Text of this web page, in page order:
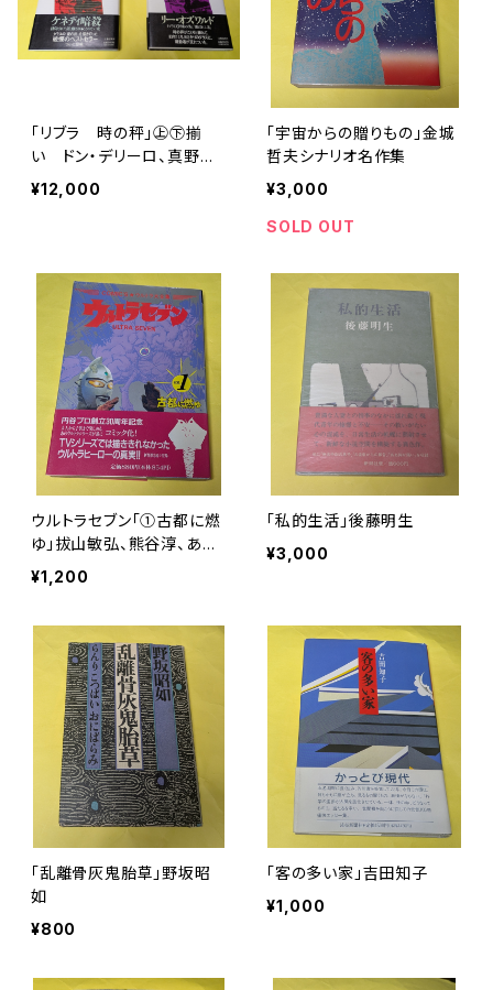
「リブラ 時の秤」㊤㊦揃
い ドン・デリーロ、真野明
裕訳
¥12,000
「宇宙からの贈りもの」金城
哲夫シナリオ名作集
¥3,000
SOLD OUT
ウルトラセブン「①古都に燃
ゆ」拔山敏弘、熊谷淳、あき
やま耕輝
¥1,200
「私的生活」後藤明生
¥3,000
「乱離骨灰鬼胎草」野坂昭
如
¥800
「客の多い家」吉田知子
¥1,000